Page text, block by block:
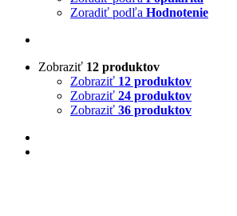
Zoradiť podľa Hodnotenie
Zobraziť 12 produktov
Zobraziť 12 produktov
Zobraziť 24 produktov
Zobraziť 36 produktov